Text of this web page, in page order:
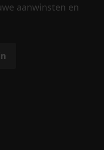
aanwinsten en